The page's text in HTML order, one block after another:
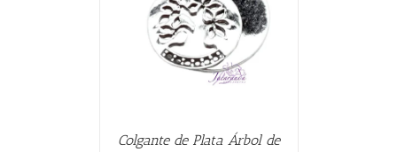
Colgante de Plata Árbol de